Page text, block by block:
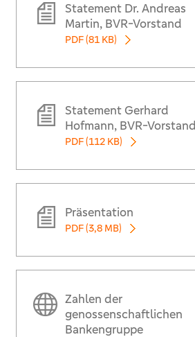
"Die Banken haben sich operativ gut behauptet.
signifikantem Geschäftswachstum konnten sie
Statement Dr. Andreas
Martin, BVR-Vorstand
PDF (81 KB)
Statement Gerhard
Hofmann, BVR-Vorstand
PDF (112 KB)
Präsentation
PDF (3,8 MB)
Zahlen der
genossenschaftlichen
Bankengruppe